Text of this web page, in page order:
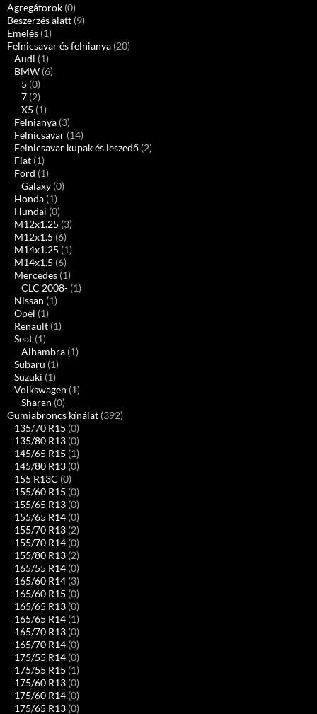
Agregátorok (0)
Beszerzés alatt (9)
Emelés (1)
Felnicsavar és felnianya (20)
Audi (1)
BMW (6)
5 (0)
7 (2)
X5 (1)
Felnianya (3)
Felnicsavar (14)
Felnicsavar kupak és leszedő (2)
Fiat (1)
Ford (1)
Galaxy (0)
Honda (1)
Hundai (0)
M12x1.25 (3)
M12x1.5 (6)
M14x1.25 (1)
M14x1.5 (6)
Mercedes (1)
CLC 2008- (1)
Nissan (1)
Opel (1)
Renault (1)
Seat (1)
Alhambra (1)
Subaru (1)
Suzuki (1)
Volkswagen (1)
Sharan (0)
Gumiabroncs kínálat (392)
135/70 R15 (0)
135/80 R13 (0)
145/65 R15 (1)
145/80 R13 (0)
155 R13C (0)
155/60 R15 (0)
155/65 R13 (0)
155/65 R14 (0)
155/70 R13 (2)
155/70 R14 (0)
155/80 R13 (2)
165/55 R14 (0)
165/60 R14 (3)
165/60 R15 (0)
165/65 R13 (0)
165/65 R14 (1)
165/70 R13 (0)
165/70 R14 (0)
175/55 R14 (0)
175/55 R15 (1)
175/60 R13 (0)
175/60 R14 (0)
175/65 R13 (0)